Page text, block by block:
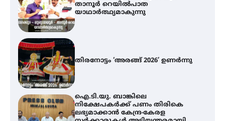
തിരനോട്ടം ‘അരങ്ങ് 2026’ ഉണർന്നു
നിക്ഷേപകർക്ക് പണം തിരികെ
ലഭ്യമാക്കാൻ കേന്ദ്ര-കേരള
സർക്കാരുകൾ അടിയന്തരമായി
ഇടപെടണമെന്ന് ഐ.ടി.യു. ബാങ്ക്
നിക്ഷേപക സംരക്ഷണ സമിതി
യൂത്ത് കോൺഗ്രസ്‌ സ്ഥാപക ദിനം
– ഇരിങ്ങാലക്കുടയിൽ